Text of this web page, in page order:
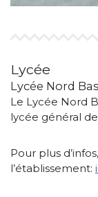
Lycée
Lycée Nord
Le Lycée Nord
lycée général
Pour plus
l’établissement: